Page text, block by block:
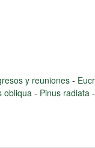
y reuniones -
obliqua - Pinus radiata -